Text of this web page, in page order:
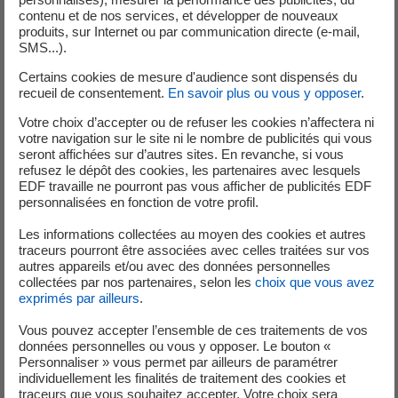
professionnels ayant une puissance
souscrite jusqu’à 36 kVA : baisse de 0,23
26,35 €/MWh pour les professionnels
ayant une puissance souscrite supérieure
à 36 kVA et à 250 kVA : baisse de 0,23
€/MWh
Stabilité des taux de CTA (Contribution Tarifaire
d’Acheminement), fixés à 15% de la part fixe du
TURPE pour les clients raccordés au réseau de
réseau de transport.
Précision :
L’évolution tarifaire est différenciée en fonction des
options tarifaires et des puissances souscrites.
L’impact sur la facture de chaque client dépend donc de
son option tarifaire, de sa puissance souscrite et de la
répartition de l’énergie consommée entre les différentes
contenu et de nos services, et développer de nouveaux
produits, sur Internet ou par communication directe (e-mail,
SMS...).
Certains cookies de mesure d'audience sont dispensés du
recueil de consentement. En savoir plus ou vous y opposer.
Votre choix d’accepter ou de refuser les cookies n’affectera ni
votre navigation sur le site ni le nombre de publicités qui vous
seront affichées sur d’autres sites. En revanche, si vous
refusez le dépôt des cookies, les partenaires avec lesquels
EDF travaille ne pourront pas vous afficher de publicités EDF
personnalisées en fonction de votre profil.
Les informations collectées au moyen des cookies et autres
traceurs pourront être associées avec celles traitées sur vos
autres appareils et/ou avec des données personnelles
collectées par nos partenaires, selon les choix que vous avez
exprimés par ailleurs.
Vous pouvez accepter l’ensemble de ces traitements de vos
données personnelles ou vous y opposer. Le bouton «
Personnaliser » vous permet par ailleurs de paramétrer
individuellement les finalités de traitement des cookies et
traceurs que vous souhaitez accepter. Votre choix sera